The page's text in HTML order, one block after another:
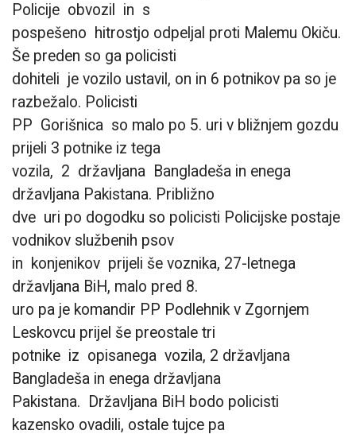
Policije obvozil in s
pospešeno hitrostjo odpeljal proti Malemu Okiču.
Še preden so ga policisti
dohiteli je vozilo ustavil, on in 6 potnikov pa so je
razbežalo. Policisti
PP Gorišnica so malo po 5. uri v bližnjem gozdu
prijeli 3 potnike iz tega
vozila, 2 državljana Bangladeša in enega
državljana Pakistana. Približno
dve uri po dogodku so policisti Policijske postaje
vodnikov službenih psov
in konjenikov prijeli še voznika, 27-letnega
državljana BiH, malo pred 8.
uro pa je komandir PP Podlehnik v Zgornjem
Leskovcu prijel še preostale tri
potnike iz opisanega vozila, 2 državljana
Bangladeša in enega državljana
Pakistana. Državljana BiH bodo policisti
kazensko ovadili, ostale tujce pa